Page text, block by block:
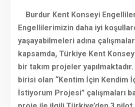
Burdur Kent Konseyi
Engellilerimizin daha iyi
yaşayabilmeleri adına
kapsamda, Türkiye Kent
bir takım projeler
birisi olan “Kentim İçin Kendim
İstiyorum Projesi” çalışmaları